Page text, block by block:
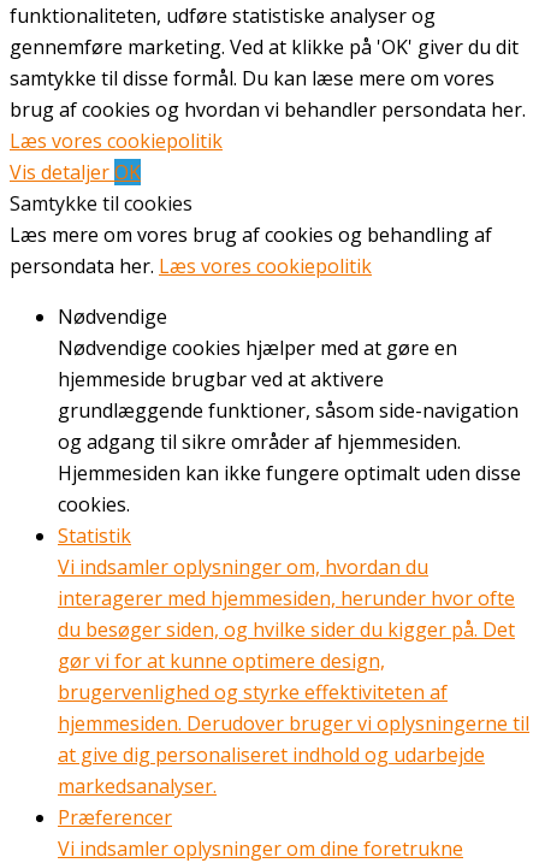
funktionaliteten, udføre statistiske analyser og
gennemføre marketing. Ved at klikke på 'OK' giver du dit
samtykke til disse formål. Du kan læse mere om vores
brug af cookies og hvordan vi behandler persondata her.
Læs vores cookiepolitik
Vis detaljerOK
Samtykke til cookies
Læs mere om vores brug af cookies og behandling af
persondata her. Læs vores cookiepolitik
Nødvendige
Nødvendige cookies hjælper med at gøre en
hjemmeside brugbar ved at aktivere
grundlæggende funktioner, såsom side-navigation
og adgang til sikre områder af hjemmesiden.
Hjemmesiden kan ikke fungere optimalt uden disse
cookies.
Statistik
Vi indsamler oplysninger om, hvordan du
interagerer med hjemmesiden, herunder hvor ofte
du besøger siden, og hvilke sider du kigger på. Det
gør vi for at kunne optimere design,
brugervenlighed og styrke effektiviteten af
hjemmesiden. Derudover bruger vi oplysningerne til
at give dig personaliseret indhold og udarbejde
markedsanalyser.
Præferencer
Vi indsamler oplysninger om dine foretrukne